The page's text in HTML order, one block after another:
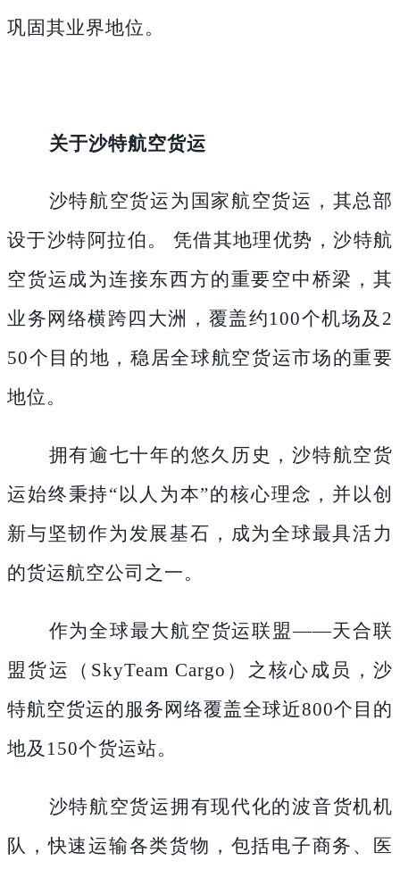
巩固其业界地位。
关于沙特航空货运
沙特航空货运为国家航空货运，其总部
设于沙特阿拉伯。
凭借其地理优势，沙特航
空货运成为连接东西方的重要空中桥梁，其
业务网络横跨四大洲，覆盖约100个机场及2
50个目的地，稳居全球航空货运市场的重要
地位。
拥有逾七十年的悠久历史，沙特航空货
运始终秉持“以人为本”的核心理念，并以创
新与坚韧作为发展基石，成为全球最具活力
的货运航空公司之一。
作为全球最大航空货运联盟——天合联
盟货运（SkyTeam Cargo）之核心成员，沙
特航空货运的服务网络覆盖全球近800个目的
地及150个货运站。
沙特航空货运拥有现代化的波音货机机
队，快速运输各类货物，包括电子商务、医